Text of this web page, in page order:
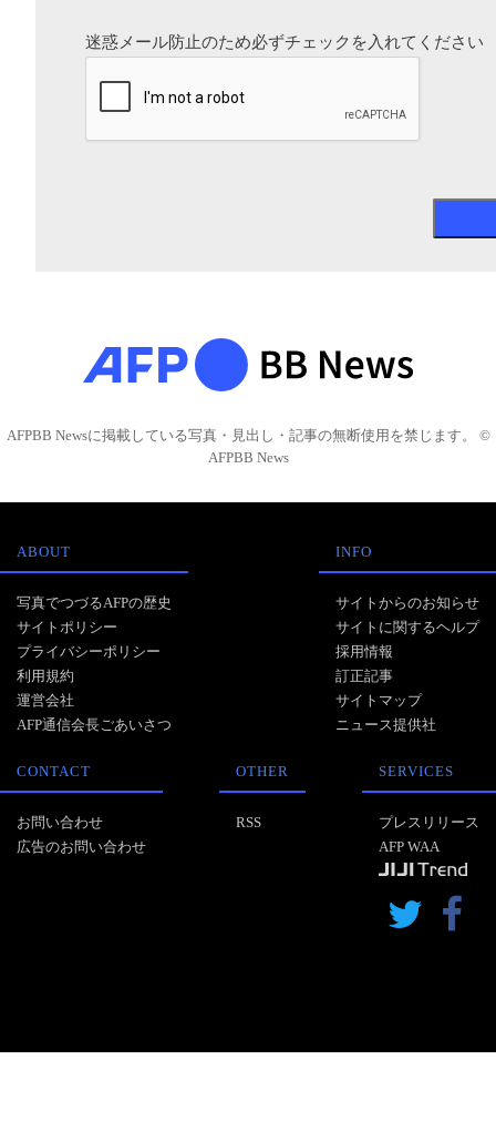
迷惑メール防止のため必ずチェックを入れてください
AFPBB Newsに掲載している写真・見出し・記事の無断使用を禁じます。 ©
AFPBB News
ABOUT
写真でつづるAFPの歴史
サイトポリシー
プライバシーポリシー
利用規約
運営会社
AFP通信会長ごあいさつ
INFO
サイトからのお知らせ
サイトに関するヘルプ
採用情報
訂正記事
サイトマップ
ニュース提供社
CONTACT
お問い合わせ
広告のお問い合わせ
OTHER
RSS
SERVICES
プレスリリース
AFP WAA